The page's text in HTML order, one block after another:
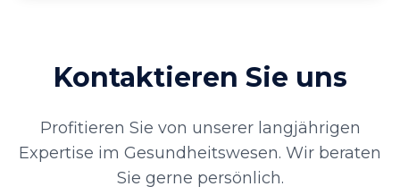
Kontaktieren Sie uns
Profitieren Sie von unserer langjährigen
Expertise im Gesundheitswesen. Wir beraten
Sie gerne persönlich.